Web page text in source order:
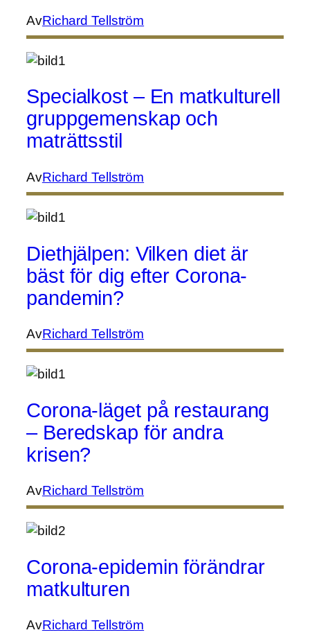
AvRichard Tellström
Specialkost – En matkulturell
gruppgemenskap och
maträttsstil
AvRichard Tellström
Diethjälpen: Vilken diet är
bäst för dig efter Corona-
pandemin?
AvRichard Tellström
Corona-läget på restaurang
– Beredskap för andra
krisen?
AvRichard Tellström
Corona-epidemin förändrar
matkulturen
AvRichard Tellström